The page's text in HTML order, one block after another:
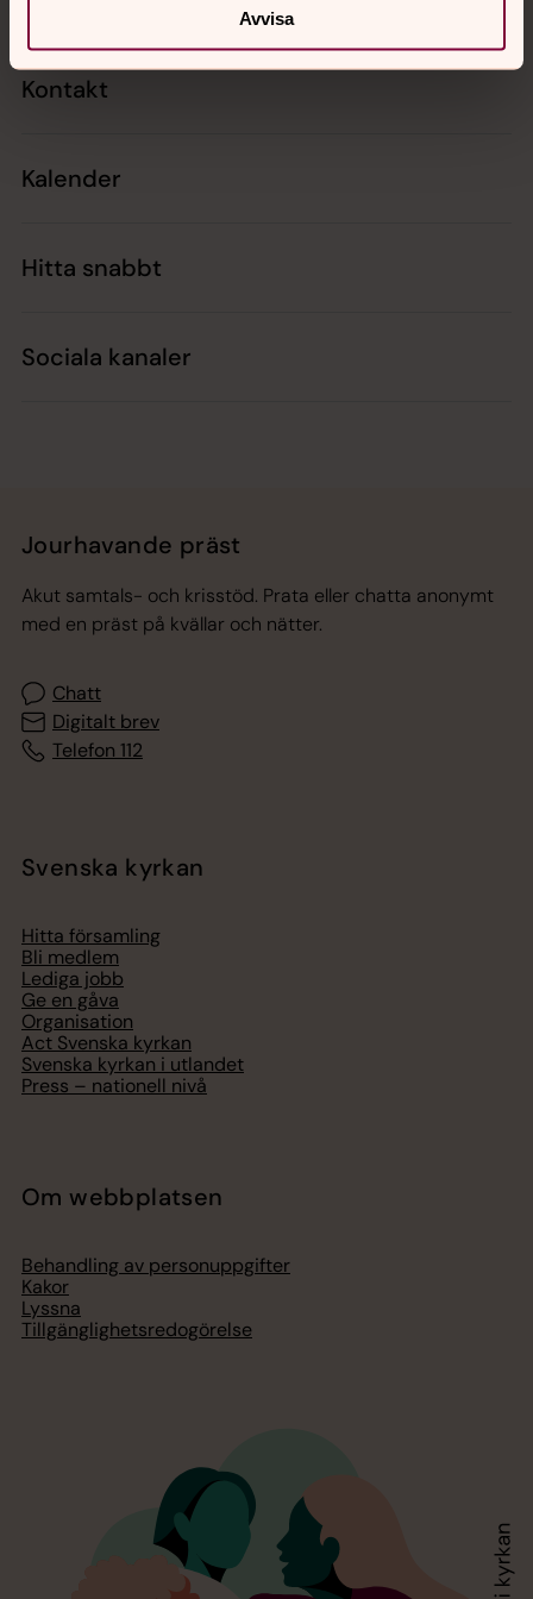
Avvisa
Kontakt
Kalender
Hitta snabbt
Sociala kanaler
Jourhavande präst
Akut samtals- och krisstöd. Prata eller chatta anonymt
med en präst på kvällar och nätter.
Chatt
Digitalt brev
Telefon 112
Svenska kyrkan
Hitta församling
Bli medlem
Lediga jobb
Ge en gåva
Organisation
Act Svenska kyrkan
Svenska kyrkan i utlandet
Press – nationell nivå
Om webbplatsen
Behandling av personuppgifter
Kakor
Lyssna
Tillgänglighetsredogörelse